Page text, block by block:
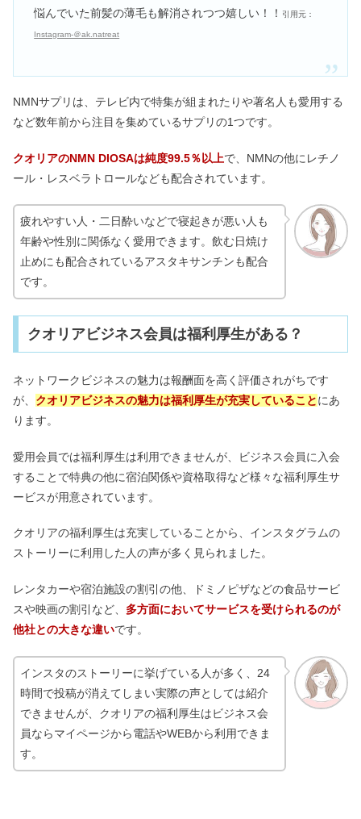
悩んでいた前髪の薄毛も解消されつつ嬉しい！！
引用元：
Instagram-＠ak.natreat
NMNサプリは、テレビ内で特集が組まれたりや著名人も愛用する
など数年前から注目を集めているサプリの1つです。
クオリアのNMN DIOSAは純度99.5％以上で、NMNの他にレチノ
ール・レスベラトロールなども配合されています。
疲れやすい人・二日酔いなどで寝起きが悪い人も
年齢や性別に関係なく愛用できます。飲む日焼け
止めにも配合されているアスタキサンチンも配合
です。
クオリアビジネス会員は福利厚生がある？
ネットワークビジネスの魅力は報酬面を高く評価されがちです
が、 クオリアビジネスの魅力は福利厚生が充実していることにあ
ります。
愛用会員では福利厚生は利用できませんが、ビジネス会員に入会
することで特典の他に宿泊関係や資格取得など様々な福利厚生サ
ービスが用意されています。
クオリアの福利厚生は充実していることから、インスタグラムの
ストーリーに利用した人の声が多く見られました。
レンタカーや宿泊施設の割引の他、ドミノピザなどの食品サービ
スや映画の割引など、 多方面においてサービスを受けられるのが
他社との大きな違いです。
インスタのストーリーに挙げている人が多く、24
時間で投稿が消えてしまい実際の声としては紹介
できませんが、クオリアの福利厚生はビジネス会
員ならマイページから電話やWEBから利用できま
す。